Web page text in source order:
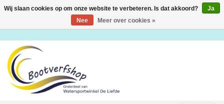
Toggle
Wij slaan cookies op om onze website te verbeteren. Is dat akkoord?
Ja
Nee
Meer over cookies »